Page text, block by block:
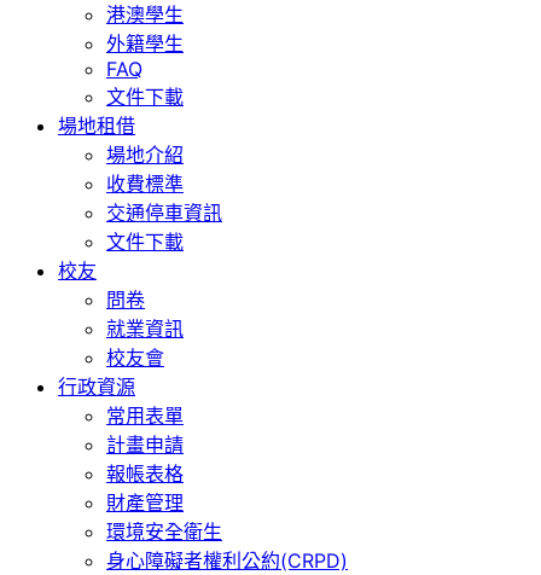
港澳學生
外籍學生
FAQ
文件下載
場地租借
場地介紹
收費標準
交通停車資訊
文件下載
校友
問卷
就業資訊
校友會
行政資源
常用表單
計畫申請
報帳表格
財產管理
環境安全衛生
身心障礙者權利公約(CRPD)